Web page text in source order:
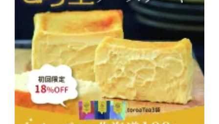
とろ生 まとめ買いお得
セット
お中元
紅茶toroaTea
焼き菓子
メルマガ会員様限定
濃抹茶とろ生ガトーシ
ョコラ
とろ生シュー
クッキー缶
紅茶toroaTeaギフト
お誕生日セット